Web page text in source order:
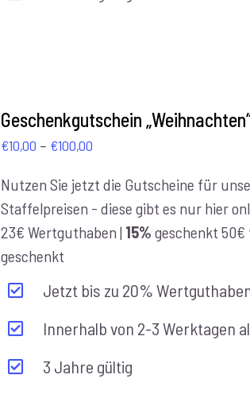
Geschenkgutschein
€10,00 – €100,00
bis
€100,00
Nutzen Sie jetzt die Gutscheine für
Staffelpreisen - diese gibt es nur hier
23€ Wertguthaben | 15% geschenkt
geschenkt
Jetzt bis zu 20%
Innerhalb von 2-3 Werktagen
3 Jahre gültig